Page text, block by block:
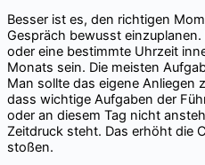
Besser ist es, den richtigen
Gespräch bewusst
oder eine bestimmte Uhrzeit
Monats sein. Die meisten
Man sollte das eigene Anliegen
dass wichtige Aufgaben der
oder an diesem Tag nicht
Zeitdruck steht. Das erhöht die
stoßen.